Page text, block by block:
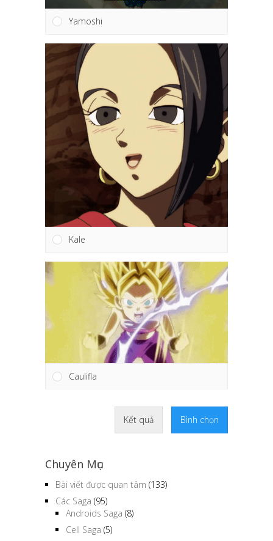
Yamoshi
Kale
Chuyên Mục
Bài viết được quan tâm
Các Saga (95)
Androids Saga